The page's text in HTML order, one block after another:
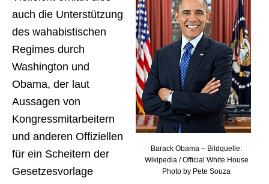
Barack Obama – Bildquelle:
Wikipedia / Official White House
Photo by Pete Souza
auch die Unterstützung
des wahabistischen
Regimes durch
Washington und
Obama, der laut
Aussagen von
Kongressmitarbeitern
und anderen Offiziellen
für ein Scheitern der
Gesetzesvorlage